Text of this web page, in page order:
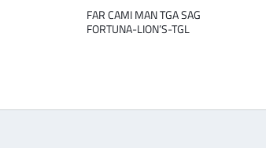
FAR CAMI MAN TGA SAG
FORTUNA-LION’S-TGL